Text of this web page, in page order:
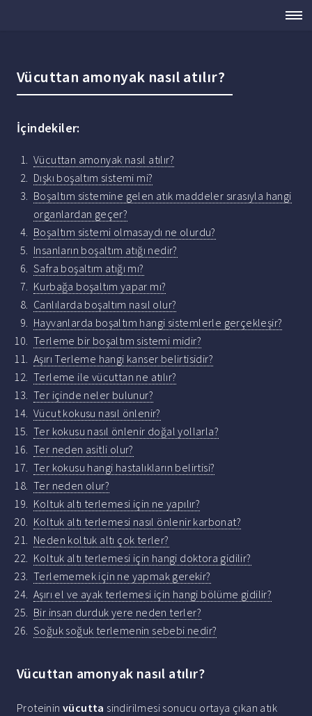
Vücuttan amonyak nasıl atılır?
İçindekiler:
Vücuttan amonyak nasıl atılır?
Dışkı boşaltım sistemi mi?
Boşaltım sistemine gelen atık maddeler sırasıyla hangi
organlardan geçer?
Boşaltım sistemi olmasaydı ne olurdu?
Insanların boşaltım atığı nedir?
Safra boşaltım atığı mı?
Kurbağa boşaltım yapar mı?
Canlılarda boşaltım nasıl olur?
Hayvanlarda boşaltım hangi sistemlerle gerçekleşir?
Terleme bir boşaltım sistemi midir?
Aşırı Terleme hangi kanser belirtisidir?
Terleme ile vücuttan ne atılır?
Ter içinde neler bulunur?
Vücut kokusu nasıl önlenir?
Ter kokusu nasıl önlenir doğal yollarla?
Ter neden asitli olur?
Ter kokusu hangi hastalıkların belirtisi?
Ter neden olur?
Koltuk altı terlemesi için ne yapılır?
Koltuk altı terlemesi nasıl önlenir karbonat?
Neden koltuk altı çok terler?
Koltuk altı terlemesi için hangi doktora gidilir?
Terlememek için ne yapmak gerekir?
Aşırı el ve ayak terlemesi için hangi bölüme gidilir?
Bir insan durduk yere neden terler?
Soğuk soğuk terlemenin sebebi nedir?
Vücuttan amonyak nasıl atılır?
Proteinin vücutta sindirilmesi sonucu ortaya çıkan atık